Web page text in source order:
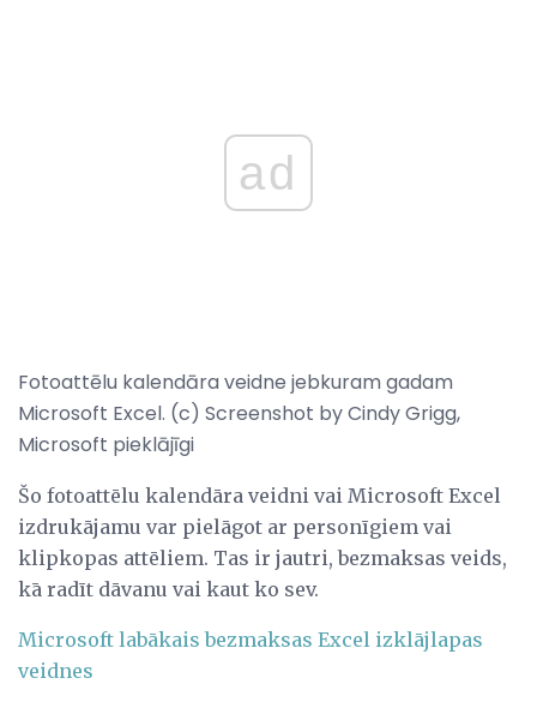
ad
Fotoattēlu kalendāra veidne jebkuram gadam
Microsoft Excel. (c) Screenshot by Cindy Grigg,
Microsoft pieklājīgi
Šo fotoattēlu kalendāra veidni vai Microsoft Excel
izdrukājamu var pielāgot ar personīgiem vai
klipkopas attēliem. Tas ir jautri, bezmaksas veids,
kā radīt dāvanu vai kaut ko sev.
Microsoft labākais bezmaksas Excel izklājlapas
veidnes